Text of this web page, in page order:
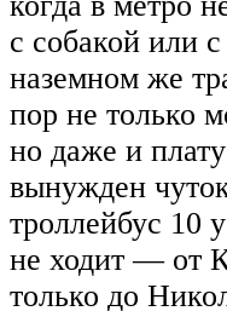
с собакой или
наземном же
пор не только
но даже и
вынужден
троллейбус 10
не ходит — от
только до